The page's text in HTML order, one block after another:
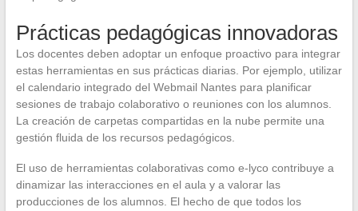
Prácticas pedagógicas innovadoras
Los docentes deben adoptar un enfoque proactivo para integrar
estas herramientas en sus prácticas diarias. Por ejemplo, utilizar
el calendario integrado del Webmail Nantes para planificar
sesiones de trabajo colaborativo o reuniones con los alumnos.
La creación de carpetas compartidas en la nube permite una
gestión fluida de los recursos pedagógicos.
El uso de herramientas colaborativas como e-lyco contribuye a
dinamizar las interacciones en el aula y a valorar las
producciones de los alumnos. El hecho de que todos los